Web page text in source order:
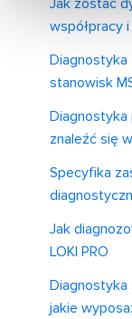
Jak zostać
współpracy
Diagnostyka
stanowisk
Diagnostyka
znaleźć się
Specyfika
Jak
LOKI PRO
Diagnostyka
jakie